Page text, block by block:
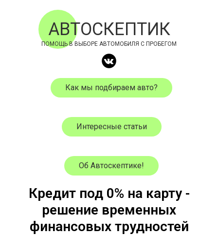
АВТОСКЕПТИК
ПОМОЩЬ В ВЫБОРЕ АВТОМОБИЛЯ С ПРОБЕГОМ
Как мы подбираем авто?
Интересные статьи
Об Автоскептике!
Кредит под 0% на карту -
решение временных
финансовых трудностей